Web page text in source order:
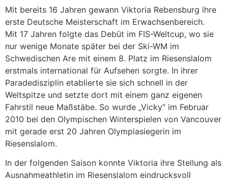
Mit bereits 16 Jahren gewann Viktoria Rebensburg ihre
erste Deutsche Meisterschaft im Erwachsenbereich.
Mit 17 Jahren folgte das Debüt im FIS-Weltcup, wo sie
nur wenige Monate später bei der Ski-WM im
Schwedischen Are mit einem 8. Platz im Riesenslalom
erstmals international für Aufsehen sorgte. In ihrer
Paradedisziplin etablierte sie sich schnell in der
Weltspitze und setzte dort mit einem ganz eigenen
Fahrstil neue Maßstäbe. So wurde „Vicky“ im Februar
2010 bei den Olympischen Winterspielen von Vancouver
mit gerade erst 20 Jahren Olympiasiegerin im
Riesenslalom.
In der folgenden Saison konnte Viktoria ihre Stellung als
Ausnahmeathletin im Riesenslalom eindrucksvoll